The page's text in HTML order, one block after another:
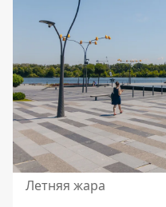
Летняя жара